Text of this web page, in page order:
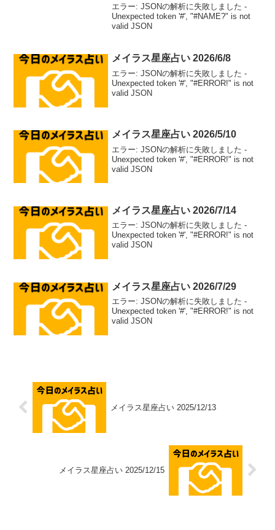
エラー: JSONの解析に失敗しました -
Unexpected token '#', "#NAME?" is not
valid JSON
メイラス星座占い 2026/6/8
エラー: JSONの解析に失敗しました -
Unexpected token '#', "#ERROR!" is not
valid JSON
メイラス星座占い 2026/5/10
エラー: JSONの解析に失敗しました -
Unexpected token '#', "#ERROR!" is not
valid JSON
メイラス星座占い 2026/7/14
エラー: JSONの解析に失敗しました -
Unexpected token '#', "#ERROR!" is not
valid JSON
メイラス星座占い 2026/7/29
エラー: JSONの解析に失敗しました -
Unexpected token '#', "#ERROR!" is not
valid JSON
メイラス星座占い 2025/12/13
メイラス星座占い 2025/12/15